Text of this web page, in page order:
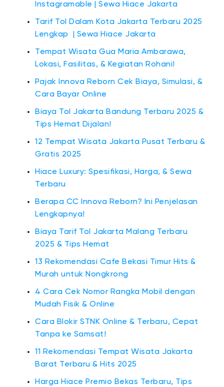
Instagramable | Sewa Hiace Jakarta
Tarif Tol Dalam Kota Jakarta Terbaru 2025
Lengkap | Sewa Hiace Jakarta
Tempat Wisata Gua Maria Ambarawa,
Lokasi, Fasilitas, & Kegiatan Rohani!
Pajak Innova Reborn Cek Biaya, Simulasi, &
Cara Bayar Online
Biaya Tol Jakarta Bandung Terbaru 2025 &
Tips Hemat Dijalan!
12 Tempat Wisata Jakarta Pusat Terbaru &
Gratis 2025
Hiace Luxury: Spesifikasi, Harga, & Sewa
Terbaru
Berapa CC Innova Reborn? Ini Penjelasan
Lengkapnya!
Biaya Tarif Tol Jakarta Malang Terbaru
2025 & Tips Hemat
13 Rekomendasi Cafe Bekasi Timur Hits &
Murah untuk Nongkrong
4 Cara Cek Nomor Rangka Mobil dengan
Mudah Fisik & Online
Cara Blokir STNK Online & Terbaru, Cepat
Tanpa ke Samsat!
11 Rekomendasi Tempat Wisata Jakarta
Barat Terbaru & Hits 2025
Harga Hiace Premio Bekas Terbaru, Tips